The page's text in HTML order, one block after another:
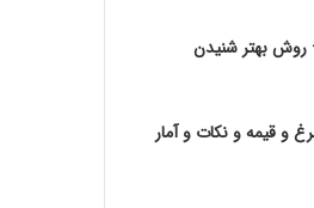
روش بهتر شنیدن
و قیمه و نکات و آمار